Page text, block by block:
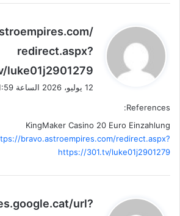
ي
و
ل
redirect.aspx?
luke01j2901279
12 يوليو، 2026 الساعة 1:59 ص
References:
KingMaker Casino 20 Euro Einzahlung
bravo.astroempires.com/redirect.aspx?
https://301.tv/luke01j2901279
يurl?